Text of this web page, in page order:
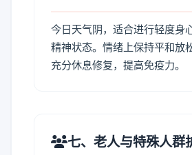
今日天气阴，适合进行轻度身
精神状态。情绪上保持平和放
充分休息修复，提高免疫力。
七、老人与特殊人群